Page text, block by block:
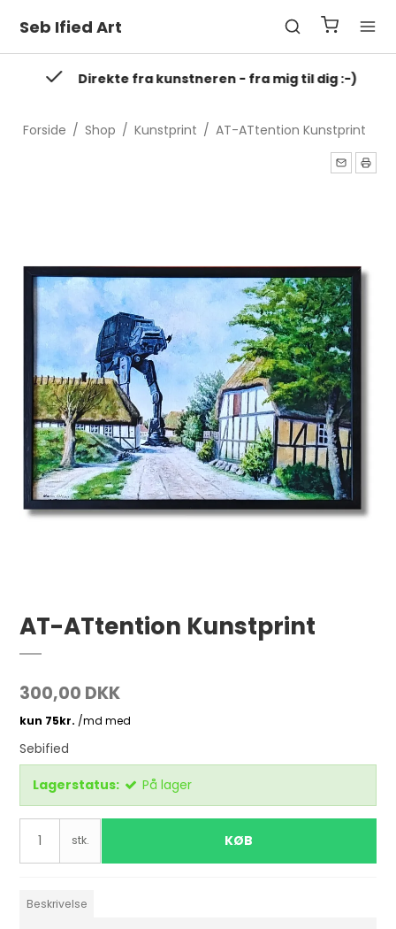
Seb Ified Art
Direkte fra kunstneren - fra mig til dig :-)
Forside / Shop / Kunstprint / AT-ATtention Kunstprint
AT-ATtention Kunstprint
300,00 DKK
Sebified
Lagerstatus: På lager
stk. KØB
Beskrivelse